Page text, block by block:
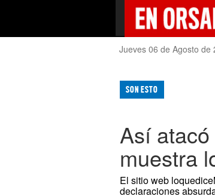
Jueves 06 de Agosto de
SON ESTO
Así
muestra
El sitio web
declaraciones